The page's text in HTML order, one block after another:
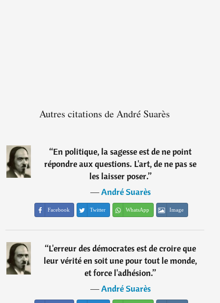
Autres citations de André Suarès
“En politique, la sagesse est de ne point
répondre aux questions. L'art, de ne pas se
les laisser poser.”
―André Suarès
Facebook Twitter WhatsApp Image
“L'erreur des démocrates est de croire que
leur vérité en soit une pour tout le monde,
et force l'adhésion.”
―André Suarès